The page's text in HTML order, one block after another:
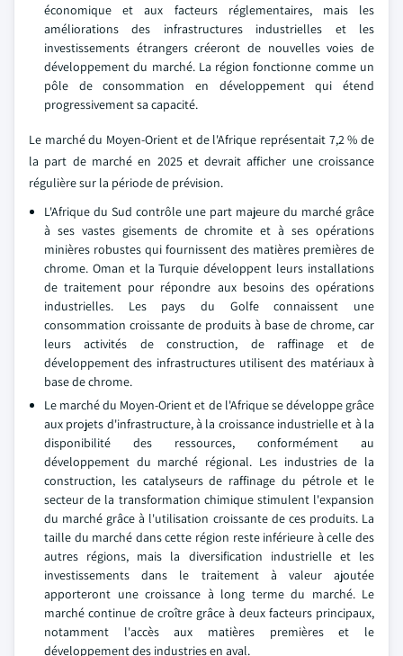
économique et aux facteurs réglementaires, mais les
améliorations des infrastructures industrielles et les
investissements étrangers créeront de nouvelles voies de
développement du marché. La région fonctionne comme un
pôle de consommation en développement qui étend
progressivement sa capacité.
Le marché du Moyen-Orient et de l'Afrique représentait 7,2 % de
la part de marché en 2025 et devrait afficher une croissance
régulière sur la période de prévision.
L'Afrique du Sud contrôle une part majeure du marché grâce
à ses vastes gisements de chromite et à ses opérations
minières robustes qui fournissent des matières premières de
chrome. Oman et la Turquie développent leurs installations
de traitement pour répondre aux besoins des opérations
industrielles. Les pays du Golfe connaissent une
consommation croissante de produits à base de chrome, car
leurs activités de construction, de raffinage et de
développement des infrastructures utilisent des matériaux à
base de chrome.
Le marché du Moyen-Orient et de l'Afrique se développe grâce
aux projets d'infrastructure, à la croissance industrielle et à la
disponibilité des ressources, conformément au
développement du marché régional. Les industries de la
construction, les catalyseurs de raffinage du pétrole et le
secteur de la transformation chimique stimulent l'expansion
du marché grâce à l'utilisation croissante de ces produits. La
taille du marché dans cette région reste inférieure à celle des
autres régions, mais la diversification industrielle et les
investissements dans le traitement à valeur ajoutée
apporteront une croissance à long terme du marché. Le
marché continue de croître grâce à deux facteurs principaux,
notamment l'accès aux matières premières et le
développement des industries en aval.